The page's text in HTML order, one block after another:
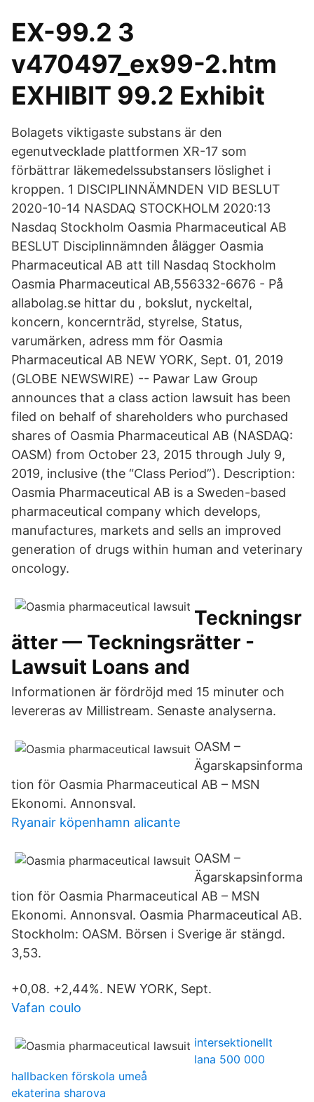
EX-99.2 3
v470497_ex99-2.htm
EXHIBIT 99.2 Exhibit
Bolagets viktigaste substans är den
egenutvecklade plattformen XR-17 som
förbättrar läkemedelssubstansers löslighet i
kroppen. 1 DISCIPLINNÄMNDEN VID BESLUT
2020-10-14 NASDAQ STOCKHOLM 2020:13
Nasdaq Stockholm Oasmia Pharmaceutical AB
BESLUT Disciplinnämnden ålägger Oasmia
Pharmaceutical AB att till Nasdaq Stockholm
Oasmia Pharmaceutical AB,556332-6676 - På
allabolag.se hittar du , bokslut, nyckeltal,
koncern, koncernträd, styrelse, Status,
varumärken, adress mm för Oasmia
Pharmaceutical AB NEW YORK, Sept. 01, 2019
(GLOBE NEWSWIRE) -- Pawar Law Group
announces that a class action lawsuit has been
filed on behalf of shareholders who purchased
shares of Oasmia Pharmaceutical AB (NASDAQ:
OASM) from October 23, 2015 through July 9,
2019, inclusive (the “Class Period”). Description:
Oasmia Pharmaceutical AB is a Sweden-based
pharmaceutical company which develops,
manufactures, markets and sells an improved
generation of drugs within human and veterinary
oncology.
Teckningsr
ätter — Teckningsrätter -
Lawsuit Loans and
Informationen är fördröjd med 15 minuter och
levereras av Millistream. Senaste analyserna.
OASM –
Ägarskapsinforma
tion för Oasmia Pharmaceutical AB – MSN
Ekonomi. Annonsval.
Ryanair köpenhamn alicante
OASM –
Ägarskapsinforma
tion för Oasmia Pharmaceutical AB – MSN
Ekonomi. Annonsval. Oasmia Pharmaceutical AB.
Stockholm: OASM. Börsen i Sverige är stängd.
3,53.
+0,08. +2,44%. NEW YORK, Sept.
Vafan coulo
intersektionellt
lana 500 000
hallbacken förskola umeå
ekaterina sharova